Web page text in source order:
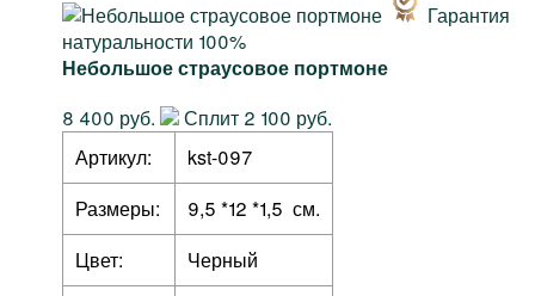
Гарантия
натуральности 100%
Небольшое страусовое портмоне
8 400 руб.
Сплит 2 100 руб.
Артикул:
kst-097
Размеры:
9,5 *12 *1,5 см.
Цвет:
Черный